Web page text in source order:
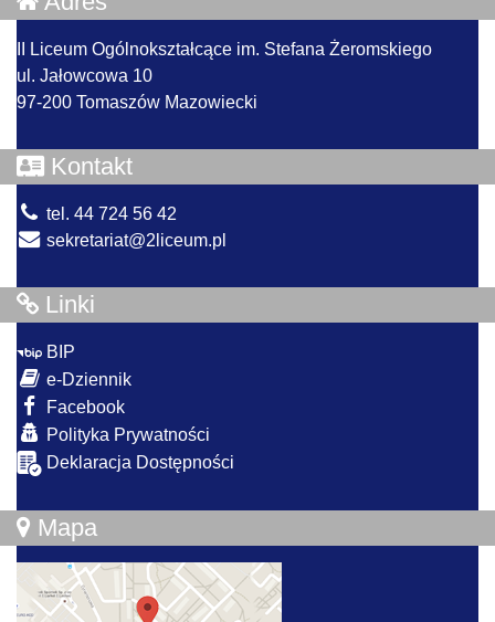
II Liceum Ogólnokształcące im. Stefana Żeromskiego
ul. Jałowcowa 10
97-200 Tomaszów Mazowiecki
Kontakt
tel. 44 724 56 42
sekretariat@2liceum.pl
Linki
BIP
e-Dziennik
Facebook
Polityka Prywatności
Deklaracja Dostępności
Mapa